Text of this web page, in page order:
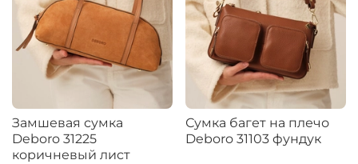
Замшевая сумка
Deboro 31225
коричневый лист
Сумка багет на плечо
Deboro 31103 фундук